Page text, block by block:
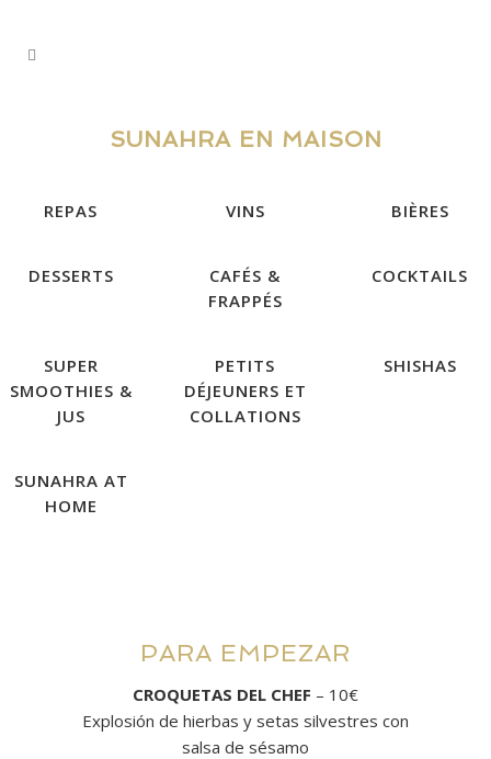
SUNAHRA EN MAISON
REPAS VINS BIÈRES
DESSERTS
CAFÉS &
FRAPPÉS
COCKTAILS
SUPER
SMOOTHIES &
JUS
PETITS
DÉJEUNERS ET
COLLATIONS
SHISHAS
SUNAHRA AT
HOME
PARA EMPEZAR
CROQUETAS DEL CHEF – 10€
Explosión de hierbas y setas silvestres con
salsa de sésamo